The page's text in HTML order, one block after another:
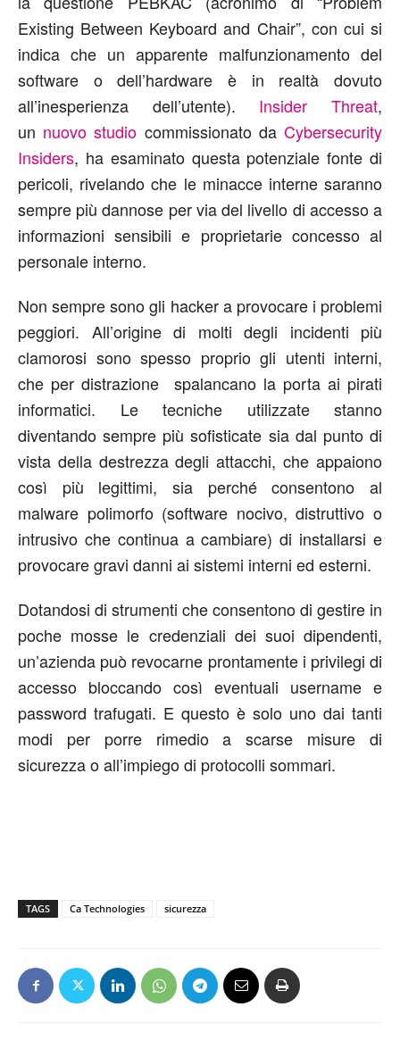
Existing Between Keyboard and Chair”, con cui si
indica che un apparente malfunzionamento del
software o dell’hardware è in realtà dovuto
all’inesperienza dell’utente). Insider Threat,
un nuovo studio commissionato daCybersecurity
Insiders, ha esaminato questa potenziale fonte di
pericoli, rivelando che le minacce interne saranno
sempre più dannose per via del livello di accesso a
informazioni sensibili e proprietarie concesso al
personale interno.
Non sempre sono gli hacker a provocare i problemi
peggiori. All’origine di molti degli incidenti più
clamorosi sono spesso proprio gli utenti interni,
che per distrazione spalancano la porta ai pirati
informatici. Le tecniche utilizzate stanno
diventando sempre più sofisticate sia dal punto di
vista della destrezza degli attacchi, che appaiono
così più legittimi, sia perché consentono al
malware polimorfo (software nocivo, distruttivo o
intrusivo che continua a cambiare) di installarsi e
provocare gravi danni ai sistemi interni ed esterni.
Dotandosi di strumenti che consentono di gestire in
poche mosse le credenziali dei suoi dipendenti,
un’azienda può revocarne prontamente i privilegi di
accesso bloccando così eventuali username e
password trafugati. E questo è solo uno dai tanti
modi per porre rimedio a scarse misure di
sicurezza o all’impiego di protocolli sommari.
TAGS Ca Technologies sicurezza